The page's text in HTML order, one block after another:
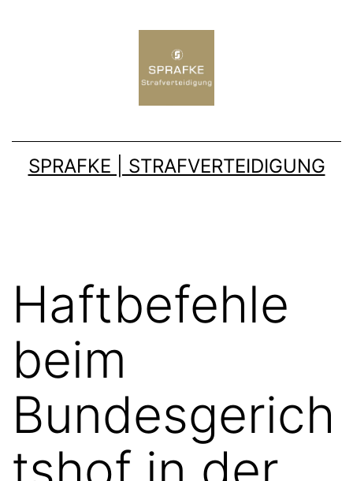
SPRAFKE | STRAFVERTEIDIGUNG
Haftbefehle
beim
Bundesgerich